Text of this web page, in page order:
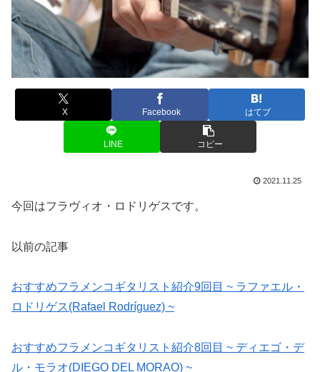
X Facebook はてブ
LINE コピー
2021.11.25
今回はフラヴィオ・ロドリゲスです。
以前の記事
おすすめフラメンコギタリスト紹介9回目 ~ ラファエル・
ロドリゲス(Rafael Rodríguez) ~
おすすめフラメンコギタリスト紹介8回目 ~ ディエゴ・デ
ル・モラオ(DIEGO DEL MORAO) ~